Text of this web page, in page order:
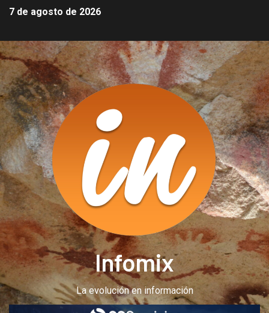
7 de agosto de 2026
Infomix
La evolución en información